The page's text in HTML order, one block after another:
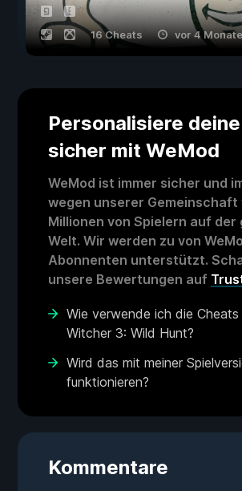
16 Cheats vor 4 Monate
Personalisiere
sicher mit WeMod
WeMod ist immer sicher und
wegen unserer Gemeinschaft
Millionen von Spielern auf der
Welt. Wir werden zu von
Abonnenten unterstützt.
unsere Bewertungen auf
Wie verwende ich die Cheats
Witcher 3: Wild Hunt?
Wird das mit meiner
funktionieren?
Kommentare